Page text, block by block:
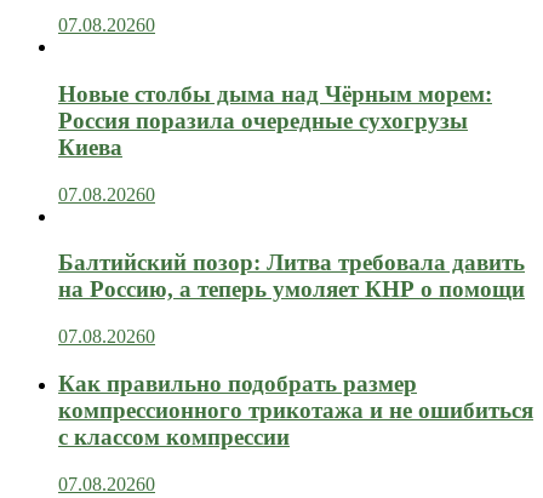
07.08.20260
Новые столбы дыма над Чёрным морем:
Россия поразила очередные сухогрузы
Киева
07.08.20260
Балтийский позор: Литва требовала давить
на Россию, а теперь умоляет КНР о помощи
07.08.20260
Как правильно подобрать размер
компрессионного трикотажа и не ошибиться
с классом компрессии
07.08.20260